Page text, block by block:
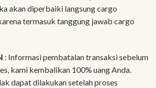
akan diperbaiki langsung cargo
termasuk tanggung jawab cargo
: Informasi pembatalan transaksi sebelum
kami kembalikan 100% uang Anda.
dapat dilakukan setelah proses